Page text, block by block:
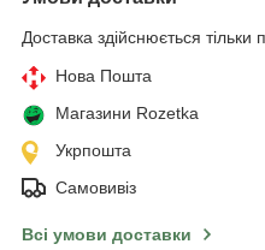
Доставка здійснюється тільки
Нова Пошта
Магазини Rozetka
Укрпошта
Самовивіз
Всі умови доставки